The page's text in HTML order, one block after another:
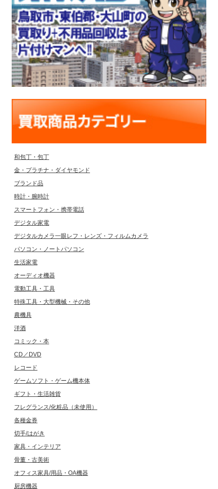
和包丁・包丁
金・プラチナ・ダイヤモンド
ブランド品
時計・腕時計
スマートフォン・携帯電話
デジタル家電
デジタルカメラ一眼レフ・レンズ・フィルムカメラ
パソコン・ノートパソコン
生活家電
オーディオ機器
電動工具・工具
特殊工具・大型機械・その他
農機具
洋酒
コミック・本
CD／DVD
レコード
ゲームソフト・ゲーム機本体
ギフト・生活雑貨
フレグランス/化粧品（未使用）
各種金券
切手/はがき
家具・インテリア
骨董・古美術
オフィス家具/用品・OA機器
厨房機器